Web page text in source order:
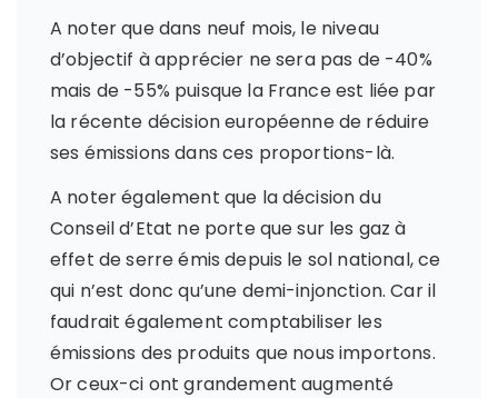
A noter que dans neuf mois, le niveau
d’objectif à apprécier ne sera pas de -40%
mais de -55% puisque la France est liée par
la récente décision européenne de réduire
ses émissions dans ces proportions-là.
A noter également que la décision du
Conseil d’Etat ne porte que sur les gaz à
effet de serre émis depuis le sol national, ce
qui n’est donc qu’une demi-injonction. Car il
faudrait également comptabiliser les
émissions des produits que nous importons.
Or ceux-ci ont grandement augmenté